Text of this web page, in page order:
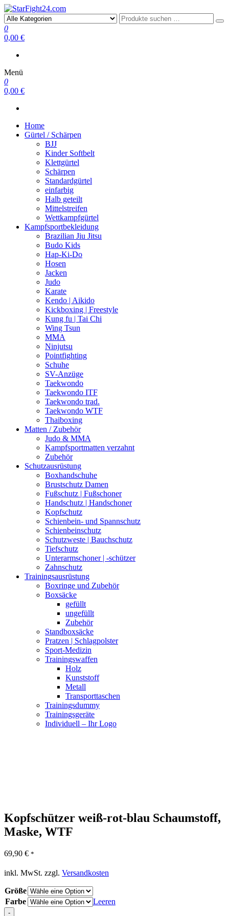
StarFight24.com
Kampfsportartikel
0
0,00 €
Menü
0
0,00 €
Home
Gürtel / Schärpen
BJJ
Kinder Softbelt
Klettgürtel
Schärpen
Standardgürtel
einfarbig
Halb geteilt
Mittelstreifen
Wettkampfgürtel
Kampfsportbekleidung
Brazilian Jiu Jitsu
Budo Kids
Hap-Ki-Do
Hosen
Jacken
Judo
Karate
Kendo | Aikido
Kickboxing | Freestyle
Kung fu | Tai Chi
Wing Tsun
MMA
Ninjutsu
Pointfighting
Schuhe
SV-Anzüge
Taekwondo
Taekwondo ITF
Taekwondo trad.
Taekwondo WTF
Thaiboxing
Matten / Zubehör
Judo & MMA
Kampfsportmatten verzahnt
Zubehör
Schutzausrüstung
Boxhandschuhe
Brustschutz Damen
Fußschutz | Fußschoner
Handschutz | Handschoner
Kopfschutz
Schienbein- und Spannschutz
Schienbeinschutz
Schutzweste | Bauchschutz
Tiefschutz
Unterarmschoner | -schützer
Zahnschutz
Trainingsausrüstung
Boxringe und Zubehör
Boxsäcke
gefüllt
ungefüllt
Zubehör
Standboxsäcke
Pratzen | Schlagpolster
Sport-Medizin
Trainingswaffen
Holz
Kunststoff
Metall
Transporttaschen
Trainingsdummy
Trainingsgeräte
Individuell – Ihr Logo
Kopfschützer weiß-rot-blau Schaumstoff,
Maske, WTF
69,90 € *
inkl. MwSt. zzgl. Versandkosten
Größe
Farbe
Leeren
-